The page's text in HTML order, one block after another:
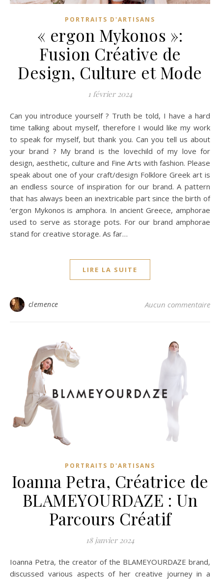
PORTRAITS D'ARTISANS
« ergon Mykonos »:
Fusion Créative de
Design, Culture et Mode
1 février 2024
Can you introduce yourself ? Truth be told, I have a hard
time talking about myself, therefore I would like my work
to speak for myself, but thank you. Can you tell us about
your brand ? My brand is the lovechild of my love for
design, aesthetic, culture and Fine Arts with fashion. Please
speak about one of your craft/design Folklore Greek art is
an endless source of inspiration for our brand. A pattern
that has always been an inextricable part since the birth of
‘ergon Mykonos is amphora. In ancient Greece, amphorae
used to serve as storage pots. For our brand amphorae
stand for creative storage. As far…
LIRE LA SUITE
clemence Aucun commentaire
PORTRAITS D'ARTISANS
Ioanna Petra, Créatrice de
BLAMEYOURDAZE : Un
Parcours Créatif
18 janvier 2024
Ioanna Petra, the creator of the BLAMEYOURDAZE brand,
discussed various aspects of her creative journey in a